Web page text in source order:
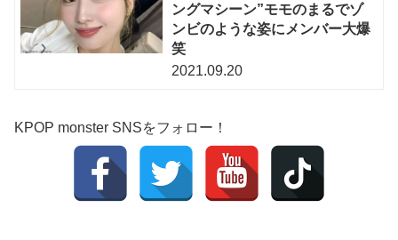
ングマシーン”モモのまるでゾ
ンビのような姿にメンバー大爆
笑
2021.09.20
KPOP monster SNSをフォロー！